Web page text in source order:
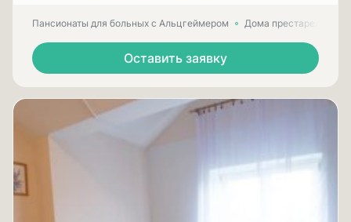
Пансионаты для больных с Альцгеймером Дома престарелых
Оставить заявку